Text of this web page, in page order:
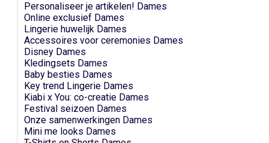
Personaliseer je artikelen! Dames
Online exclusief Dames
Lingerie huwelijk Dames
Accessoires voor ceremonies Dames
Disney Dames
Kledingsets Dames
Baby besties Dames
Key trend Lingerie Dames
Kiabi x You: co-creatie Dames
Festival seizoen Dames
Onze samenwerkingen Dames
Mini me looks Dames